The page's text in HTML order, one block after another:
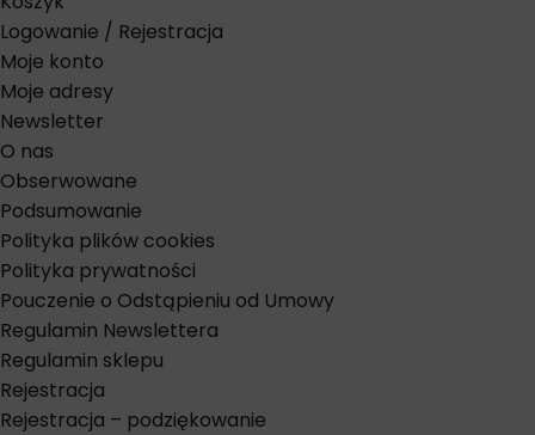
Logowanie / Rejestracja
Moje konto
Moje adresy
Newsletter
O nas
Obserwowane
Podsumowanie
Polityka plików cookies
Polityka prywatności
Pouczenie o Odstąpieniu od Umowy
Regulamin Newslettera
Regulamin sklepu
Rejestracja
Rejestracja – podziękowanie